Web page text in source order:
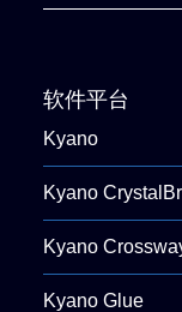
软件平台
Kyano
Kyano
Kyano
Kyano Glue